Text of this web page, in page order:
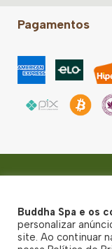
Pagamentos
© Buddha Spa
Buddha Spa e os
personalizar
site. Ao continuar